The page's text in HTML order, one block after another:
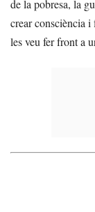
de la pobresa, la
crear consciència i
les veu fer front a